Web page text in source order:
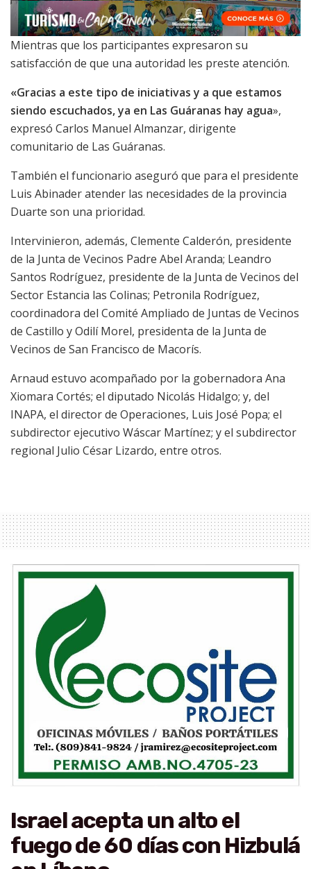
Mientras que los participantes expresaron su
satisfacción de que una autoridad les preste atención.
«Gracias a este tipo de iniciativas y a que estamos
siendo escuchados, ya en Las Guáranas hay agua»,
expresó Carlos Manuel Almanzar, dirigente
comunitario de Las Guáranas.
También el funcionario aseguró que para el presidente
Luis Abinader atender las necesidades de la provincia
Duarte son una prioridad.
Intervinieron, además, Clemente Calderón, presidente
de la Junta de Vecinos Padre Abel Aranda; Leandro
Santos Rodríguez, presidente de la Junta de Vecinos del
Sector Estancia las Colinas; Petronila Rodríguez,
coordinadora del Comité Ampliado de Juntas de Vecinos
de Castillo y Odilí Morel, presidenta de la Junta de
Vecinos de San Francisco de Macorís.
Arnaud estuvo acompañado por la gobernadora Ana
Xiomara Cortés; el diputado Nicolás Hidalgo; y, del
INAPA, el director de Operaciones, Luis José Popa; el
subdirector ejecutivo Wáscar Martínez; y el subdirector
regional Julio César Lizardo, entre otros.
Israel acepta un alto el
fuego de 60 días con Hizbulá